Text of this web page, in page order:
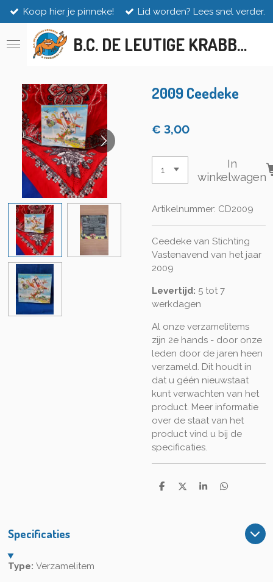
Ga
direct
naar
B.C. DE LEUTIGE KRABBEN
Koop hier je pinneke! Lid worden? Lees snel verder.
2009 Ceedeke
€ 3,00
In
winkelwagen
Artikelnummer: CD2009
Ceedeke van Stichting
Vastenavend van het jaar
2009
Levertijd: 5 tot 7
werkdagen
Al onze verzamelitems
zijn 2e hands - door onze
leden door de jaren heen
verzameld. Dit houdt in
dat u géén nieuwstaat
kunt verwachten van het
product. Meer informatie
over de staat van het
product vind u bij de
specificaties.
D
D
S
D
Specificaties
Type: Verzamelitem